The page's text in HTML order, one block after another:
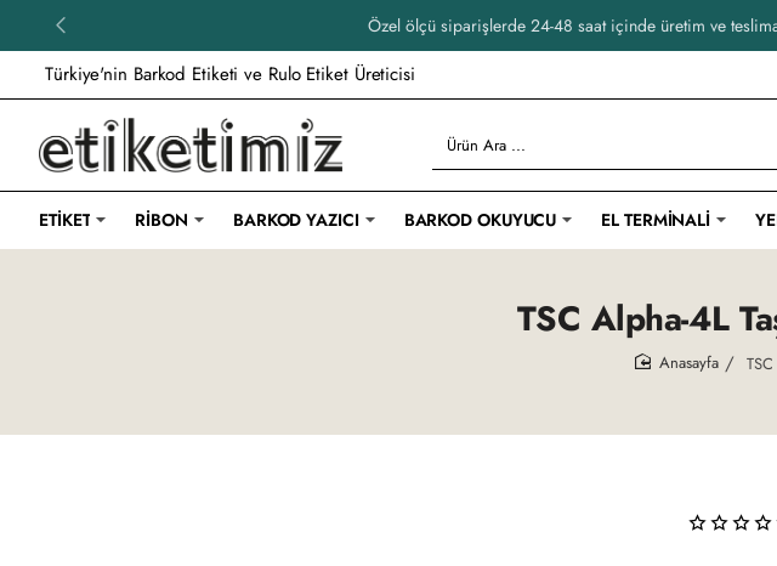
Özel ölçü siparişlerde 24-48 saat içinde üretim ve
Türkiye'nin Barkod Etiketi ve Rulo Etiket Üreticisi
Ürün
Ara
...
ETIKET RIBON BARKOD YAZICI BARKOD OKUYUCU EL TERMINALI
TSC Alpha-4L